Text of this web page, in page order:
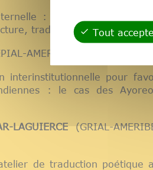
: le rôle de la poésie
traduction et
AMERIBER, Université
interinstitutionnelle pour
: le cas des
LAGUIERCE (GRIAL-
de traduction poétique
Tout